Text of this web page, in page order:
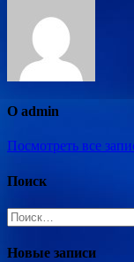
О admin
Посмотреть все
Поиск
Найти:
Новые записи